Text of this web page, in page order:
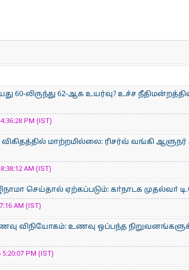
60-லிருந்து 62-ஆக உயர்வு? உச்ச
PM (IST)
மாற்றமில்லை: ரிசர்வ் வங்கி
AM (IST)
செய்தால் ஏற்கப்படும்: கா்நாடக முதல்வா்
AM (IST)
விநியோகம்: உணவு ஒப்பந்த
PM (IST)